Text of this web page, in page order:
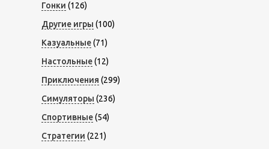
Гонки (126)
Другие игры (100)
Казуальные(71)
Настольные(12)
Приключения (299)
Симуляторы (236)
Спортивные(54)
Стратегии (221)